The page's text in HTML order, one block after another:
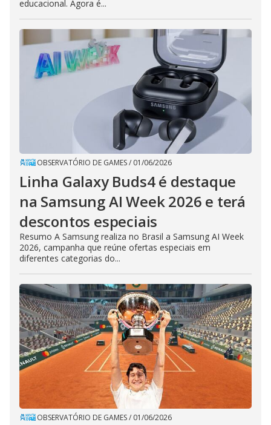
educacional. Agora é...
OBSERVATÓRIO DE GAMES/ 01/06/2026
Linha Galaxy Buds4 é destaque
na Samsung AI Week 2026 e terá
descontos especiais
Resumo A Samsung realiza no Brasil a Samsung AI Week
2026, campanha que reúne ofertas especiais em
diferentes categorias do...
OBSERVATÓRIO DE GAMES/ 01/06/2026